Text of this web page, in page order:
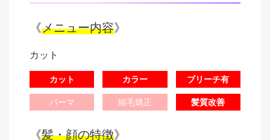
《メニュー内容》
カット
カット カラー ブリーチ有
パーマ 縮毛矯正 髪質改善
《髪・顔の特徴》